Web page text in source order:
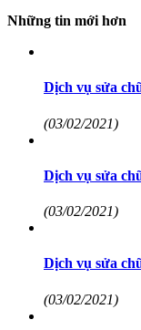
Những tin mới hơn
Dịch vụ sửa
(03/02/2021)
Dịch vụ sửa
(03/02/2021)
Dịch vụ sửa
(03/02/2021)